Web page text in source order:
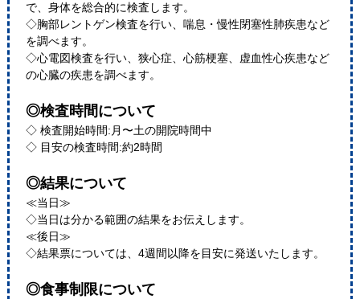
で、身体を総合的に検査します。
◇胸部レントゲン検査を行い、喘息・慢性閉塞性肺疾患など
を調べます。
◇心電図検査を行い、狭心症、心筋梗塞、虚血性心疾患など
の心臓の疾患を調べます。
◎検査時間について
◇ 検査開始時間:月〜土の開院時間中
◇ 目安の検査時間:約2時間
◎結果について
≪当日≫
◇当日は分かる範囲の結果をお伝えします。
≪後日≫
◇結果票については、4週間以降を目安に発送いたします。
◎食事制限について